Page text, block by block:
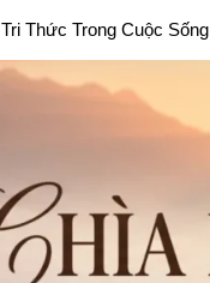
Tri Thức Trong Cuộc Sống